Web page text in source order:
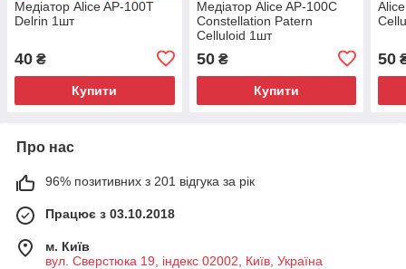
Медіатор Alice AP-100T
Delrin 1шт
40 ₴
Купити
Медіатор Alice AP-100C
Constellation Patern
Celluloid 1шт
50₴
Купити
50
Про нас
96% позитивних з 201 відгука за рік
Працює з 03.10.2018
м. Київ
вул. Сверстюка 19, індекс 02002, Київ, Україна